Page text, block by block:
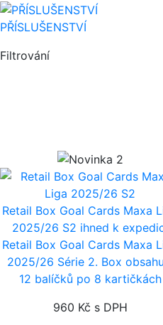
PŘÍSLUŠENSTVÍ
Filtrování
Retail Box Goal Cards Maxa
2025/26 S2 ihned k
Retail Box Goal Cards Maxa
2025/26 Série 2. Box
12 balíčků po 8 kartičkách
960 Kč s DPH